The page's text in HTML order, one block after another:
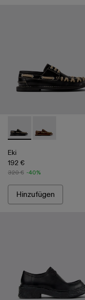
Eki - A500040-002 -
Eki -
Eki
192 €
320 € -40%
Hinzufügen